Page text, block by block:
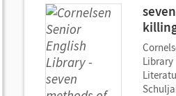
Library